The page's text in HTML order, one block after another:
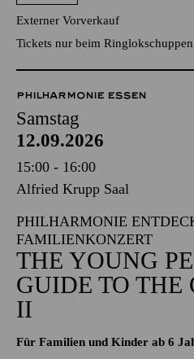
Externer Vorverkauf
Tickets nur beim
PHILHARMONIE ESSEN
Samstag
12.09.2026
15:00 - 16:00
Alfried Krupp Saal
PHILHARMONIE
FAMILIENKONZERT
THE YOUNG
GUIDE TO THE
II
Für Familien und Kinder ab 6